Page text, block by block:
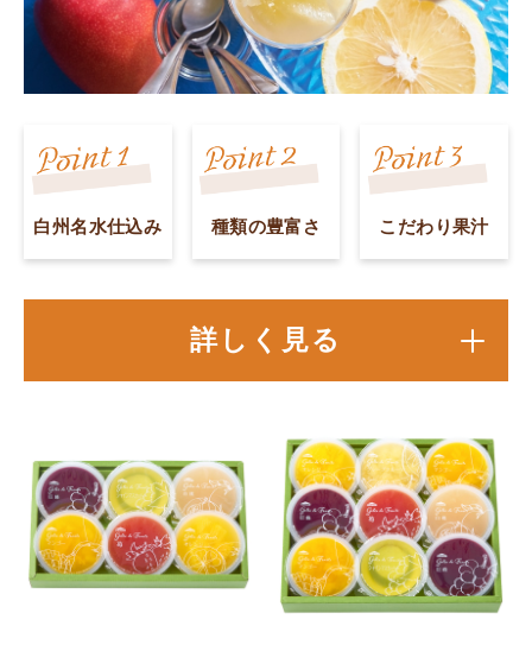
白州名水仕込み 種類の豊富さ こだわり果汁
詳しく見る